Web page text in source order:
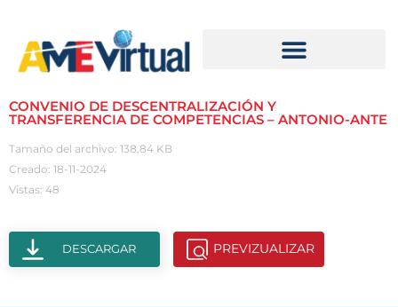
CONVENIO DE DESCENTRALIZACIÓN Y
TRANSFERENCIA DE COMPETENCIAS – ANTONIO-ANTE
Tamaño del archivo: 138.84 KB
Creado: 18-11-2024
Vistas: 48
DESCARGAR PREVIZUALIZAR